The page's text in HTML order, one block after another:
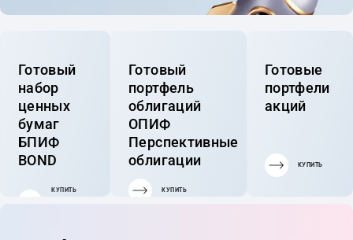
Готовый
набор
ценных
бумаг
БПИФ
BOND
КУПИТЬ
Готовый
портфель
облигаций
ОПИФ
Перспективные
облигации
КУПИТЬ
Готовые
портфели
акций
КУПИТЬ